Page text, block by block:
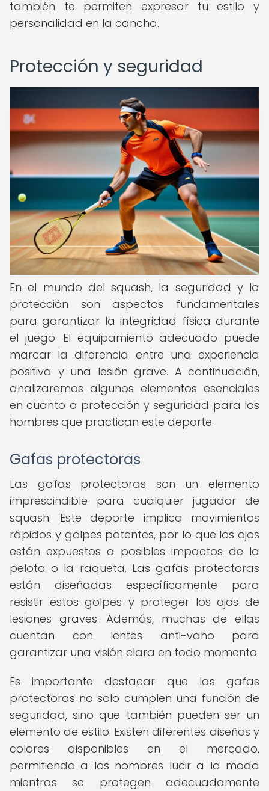
también te permiten expresar tu estilo y
personalidad en la cancha.
Protección y seguridad
En el mundo del squash, la seguridad y la
protección son aspectos fundamentales
para garantizar la integridad física durante
el juego. El equipamiento adecuado puede
marcar la diferencia entre una experiencia
positiva y una lesión grave. A continuación,
analizaremos algunos elementos esenciales
en cuanto a protección y seguridad para los
hombres que practican este deporte.
Gafas protectoras
Las gafas protectoras son un elemento
imprescindible para cualquier jugador de
squash. Este deporte implica movimientos
rápidos y golpes potentes, por lo que los ojos
están expuestos a posibles impactos de la
pelota o la raqueta. Las gafas protectoras
están diseñadas específicamente para
resistir estos golpes y proteger los ojos de
lesiones graves. Además, muchas de ellas
cuentan con lentes anti-vaho para
garantizar una visión clara en todo momento.
Es importante destacar que las gafas
protectoras no solo cumplen una función de
seguridad, sino que también pueden ser un
elemento de estilo. Existen diferentes diseños y
colores disponibles en el mercado,
permitiendo a los hombres lucir a la moda
mientras se protegen adecuadamente